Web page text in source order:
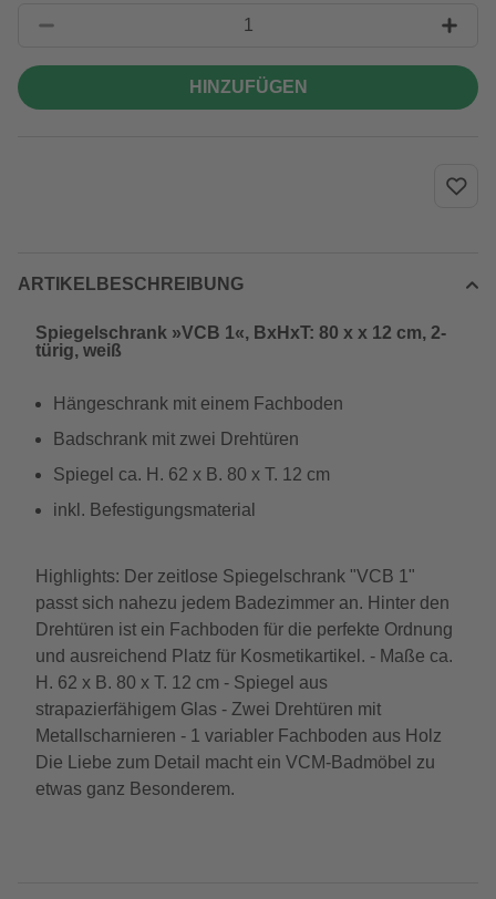
HINZUFÜGEN
ARTIKELBESCHREIBUNG
Spiegelschrank »VCB 1«, BxHxT: 80 x x 12 cm, 2-
türig, weiß
Hängeschrank mit einem Fachboden
Badschrank mit zwei Drehtüren
Spiegel ca. H. 62 x B. 80 x T. 12 cm
inkl. Befestigungsmaterial
Highlights: Der zeitlose Spiegelschrank "VCB 1"
passt sich nahezu jedem Badezimmer an. Hinter den
Drehtüren ist ein Fachboden für die perfekte Ordnung
und ausreichend Platz für Kosmetikartikel. - Maße ca.
H. 62 x B. 80 x T. 12 cm - Spiegel aus
strapazierfähigem Glas - Zwei Drehtüren mit
Metallscharnieren - 1 variabler Fachboden aus Holz
Die Liebe zum Detail macht ein VCM-Badmöbel zu
etwas ganz Besonderem.